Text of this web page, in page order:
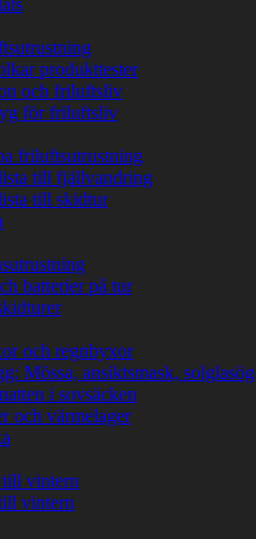
produkttester
och friluftsliv
för friluftsliv
friluftsutrustning
till fjällvandring
till skidtur
batterier på tur
och regnbyxor
Mössa, ansiktsmask,
i sovsäcken
och värmelager
vintern
vintern